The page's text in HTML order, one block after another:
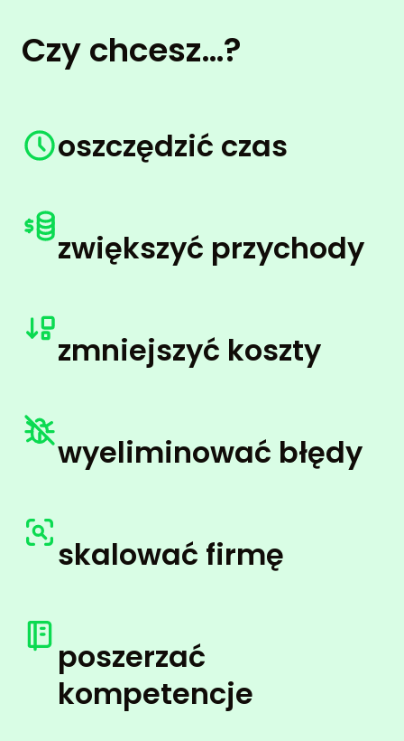
Czy chcesz…?
oszczędzić czas
zwiększyć przychody
zmniejszyć koszty
wyeliminować błędy
skalować firmę
poszerzać
kompetencje